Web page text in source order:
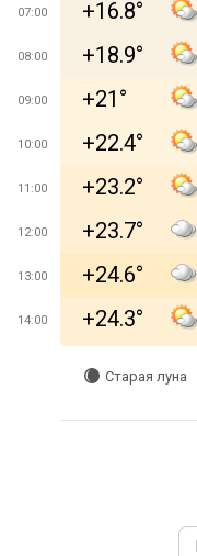
07:00 +16.8°
08:00 +18.9°
09:00 +21°
10:00 +22.4°
11:00 +23.2°
12:00 +23.7°
13:00 +24.6°
14:00 +24.3°
Старая луна